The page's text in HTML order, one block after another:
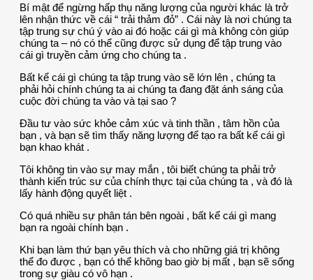
Bí mật để ngừng hấp thụ năng lượng của người khác là trở
lên nhận thức về cái “ trải thảm đỏ” . Cái này là nơi chúng ta
tập trung sự chú ý vào ai đó hoặc cái gì mà không còn giúp
chúng ta – nó có thể cũng được sử dụng để tập trung vào
cái gì truyền cảm ứng cho chúng ta .
Bất kể cái gì chúng ta tập trung vào sẽ lớn lên , chúng ta
phải hỏi chính chúng ta ai chúng ta đang đặt ánh sáng của
cuộc đời chúng ta vào và tại sao ?
Đầu tư vào sức khỏe cảm xúc và tinh thần , tâm hồn của
bạn , và bạn sẽ tìm thấy năng lượng để tạo ra bất kể cái gì
bạn khao khát .
Tôi không tin vào sự may mắn , tôi biết chúng ta phải trở
thành kiến trúc sư của chính thực tại của chúng ta , và đó là
lấy hành động quyết liệt .
Có quá nhiều sự phân tán bên ngoài , bất kể cái gì mang
bạn ra ngoài chính bạn .
Khi bạn làm thứ bạn yêu thích và cho những giá trị không
thể đo được , bạn có thể không bao giờ bị mất , bạn sẽ sống
trong sự giàu có vô hạn .